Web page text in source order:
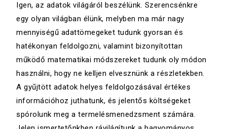
Igen, az adatok világáról beszélünk. Szerencsénkre
egy olyan világban élünk, melyben ma már nagy
mennyiségű adattömegeket tudunk gyorsan és
hatékonyan feldolgozni, valamint bizonyítottan
működő matematikai módszereket tudunk oly módon
használni, hogy ne kelljen elvesznünk a részletekben.
A gyűjtött adatok helyes feldolgozásával értékes
információhoz juthatunk, és jelentős költségeket
spórolunk meg a termelésmenedzsment számára.